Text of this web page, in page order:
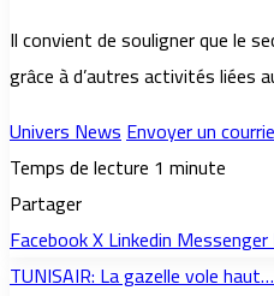
Il convient de souligner que le
grâce à d’autres activités liées
Univers NewsEnvoyer un
Temps de lecture 1 minute
Partager
FacebookXLinkedinMessenger
TUNISAIR: La gazelle vole